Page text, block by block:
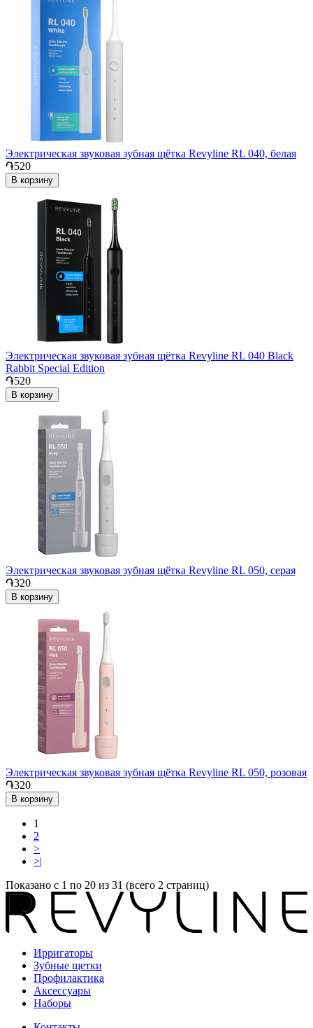
Электрическая звуковая зубная щётка Revyline RL 040, белая
֏520
В корзину
Электрическая звуковая зубная щётка Revyline RL 040 Black
Rabbit Special Edition
֏520
В корзину
Электрическая звуковая зубная щётка Revyline RL 050, серая
֏320
В корзину
Электрическая звуковая зубная щётка Revyline RL 050, розовая
֏320
В корзину
1
2
>
>|
Показано с 1 по 20 из 31 (всего 2 страниц)
Ирригаторы
Зубные щетки
Профилактика
Аксессуары
Наборы